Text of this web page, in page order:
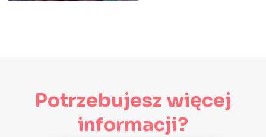
Potrzebujesz więcej
informacji?